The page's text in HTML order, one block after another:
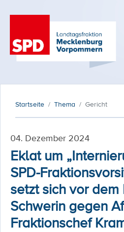
Startseite Thema Gericht
04. Dezember 2024
Eklat um
SPD-
setzt sich vor
Schwerin gegen
Fraktionschef